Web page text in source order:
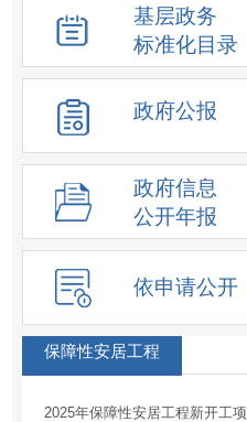
重大决策预公开
建议提案结果公开
人事信息
重大项目
价格收费
重大民生信息
新闻发布会
化解过剩产能工作信息
降低要素成本信息
征地信息
房屋征收
土地供应
基层政务
标准化目录
政府公报
政府信息
公开年报
依申请公开
保障性安居工程
2025年保障性安居工程新开工